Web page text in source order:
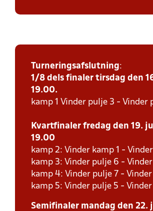
Turneringsafslutning:
1/8 dels finaler tirsdag den
19.00.
kamp 1 Vinder pulje 3 - Vinder
Kvartfinaler fredag den 19.
19.00
kamp 2: Vinder kamp 1 -
kamp 3: Vinder pulje 6 -
kamp 4: Vinder pulje 7 -
kamp 5: Vinder pulje 5 - Vinder
Semifinaler mandag den 22.